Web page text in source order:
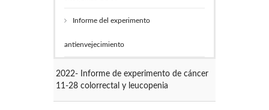
Informe del experimento
antienvejecimiento
2022-
11-28
Informe de experimento de cáncer
colorrectal y leucopenia